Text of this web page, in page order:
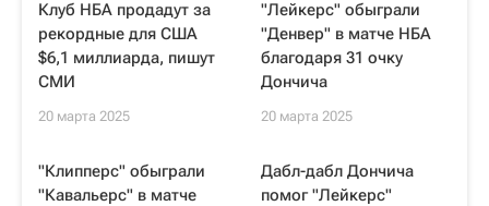
Клуб НБА продадут за
рекордные для США
$6,1 миллиарда, пишут
СМИ
20 марта 2025
"Лейкерс" обыграли
"Денвер" в матче НБА
благодаря 31 очку
Дончича
20 марта 2025
"Клипперс" обыграли
"Кавальерс" в матче
Дабл-дабл Дончича
помог "Лейкерс"